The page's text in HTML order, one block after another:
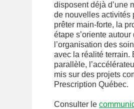
disposent déjà d’une
de nouvelles activités
prêter main-forte, la
étape s’oriente autour
l’organisation des
avec la réalité terrain.
parallèle,
mis sur des projets
Prescription Québec.
Consulter le